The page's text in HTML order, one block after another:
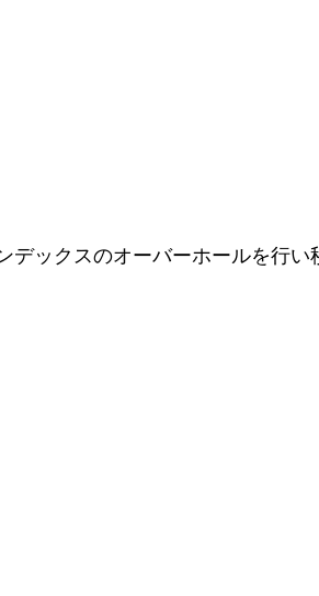
デックスのオーバーホールを行い